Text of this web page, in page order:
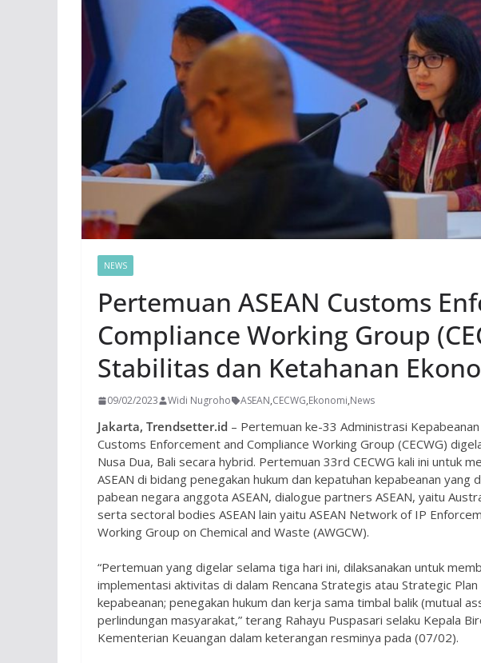
NEWS
Pertemuan ASEAN Customs
Compliance Working Group
Stabilitas dan Ketahanan
09/02/2023 Widi Nugroho ASEAN,CECWG,Ekonomi,News
Jakarta, Trendsetter.id – Pertemuan ke-33 Administrasi
Customs Enforcement and Compliance Working Group (CECWG)
Nusa Dua, Bali secara hybrid. Pertemuan 33rd CECWG kali ini untuk
ASEAN di bidang penegakan hukum dan kepatuhan kepabeanan
pabean negara anggota ASEAN, dialogue partners ASEAN, yaitu
serta sectoral bodies ASEAN lain yaitu ASEAN Network of IP
Working Group on Chemical and Waste (AWGCW).
“Pertemuan yang digelar selama tiga hari ini, dilaksanakan untuk
implementasi aktivitas di dalam Rencana Strategis atau Strategic
kepabeanan; penegakan hukum dan kerja sama timbal balik (mutual
perlindungan masyarakat,” terang Rahayu Puspasari selaku Kepala
Kementerian Keuangan dalam keterangan resminya pada (07/02).